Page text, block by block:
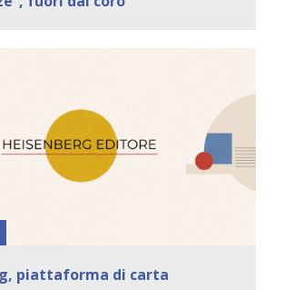
piattaforma di carta